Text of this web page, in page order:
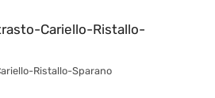
Ristallo-Sparano